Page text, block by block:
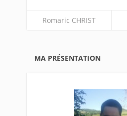
Romaric CHRIST
MA PRÉSENTATION